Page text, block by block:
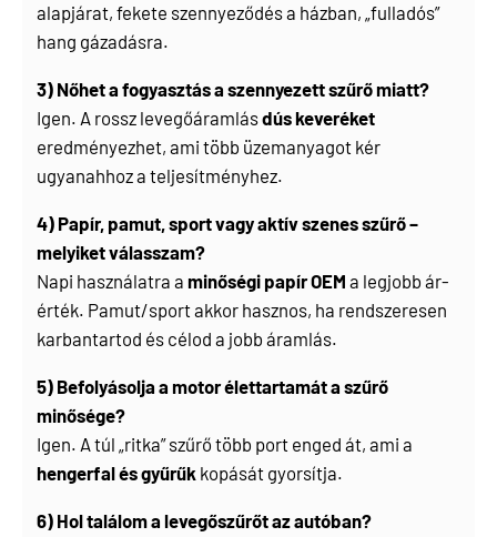
alapjárat, fekete szennyeződés a házban, „fulladós”
hang gázadásra.
3) Nőhet a fogyasztás a szennyezett szűrő miatt?
Igen. A rossz levegőáramlásdús keveréket
eredményezhet, ami több üzemanyagot kér
ugyanahhoz a teljesítményhez.
4) Papír, pamut, sport vagy aktív szenes szűrő –
melyiket válasszam?
Napi használatra aminőségi papír OEM a legjobb ár-
érték. Pamut/sport akkor hasznos, ha rendszeresen
karbantartod és célod a jobb áramlás.
5) Befolyásolja a motor élettartamát a szűrő
minősége?
Igen. A túl „ritka” szűrő több port enged át, ami a
hengerfal és gyűrűk kopását gyorsítja.
6) Hol találom a levegőszűrőt az autóban?